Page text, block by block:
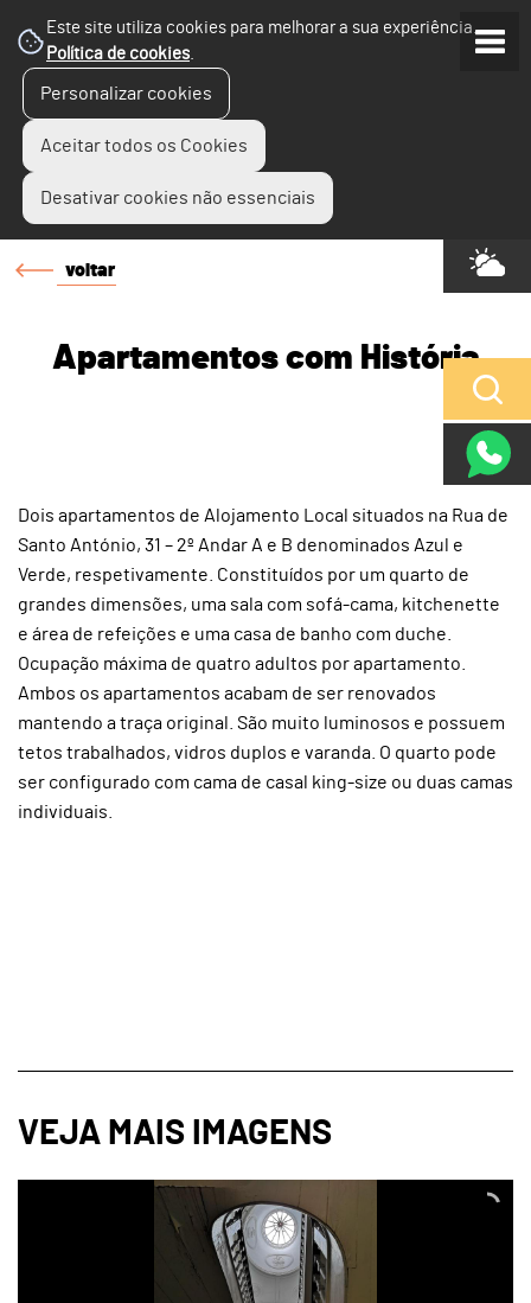
Este site utiliza cookies para melhorar a sua experiência.
Política de cookies.
Personalizar cookies
Aceitar todos os Cookies
Desativar cookies não essenciais
voltar
Apartamentos com História
Dois apartamentos de Alojamento Local situados na Rua de
Santo António, 31 – 2º Andar A e B denominados Azul e
Verde, respetivamente. Constituídos por um quarto de
grandes dimensões, uma sala com sofá-cama, kitchenette
e área de refeições e uma casa de banho com duche.
Ocupação máxima de quatro adultos por apartamento.
Ambos os apartamentos acabam de ser renovados
mantendo a traça original. São muito luminosos e possuem
tetos trabalhados, vidros duplos e varanda. O quarto pode
ser configurado com cama de casal king-size ou duas camas
individuais.